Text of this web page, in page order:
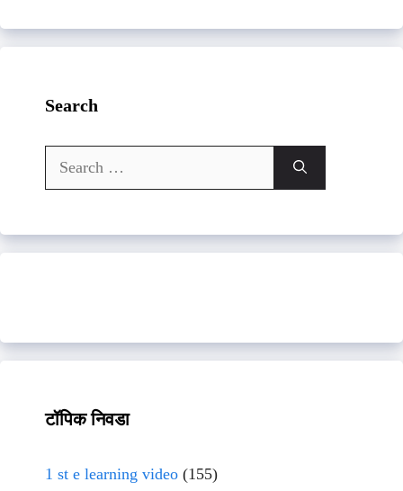
Search
Search
for:
टॉपिक निवडा
1 st e learning video (155)